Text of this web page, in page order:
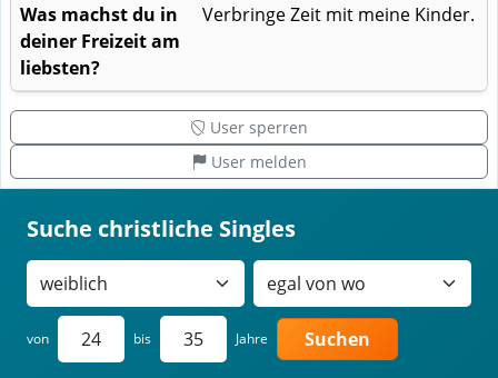
Was machst du in
deiner Freizeit am
liebsten?
Verbringe Zeit mit meine Kinder.
User sperren
User melden
Suche christliche Singles
von bis Jahre Suchen